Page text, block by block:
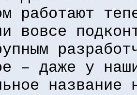
работают
вовсе
– даже у